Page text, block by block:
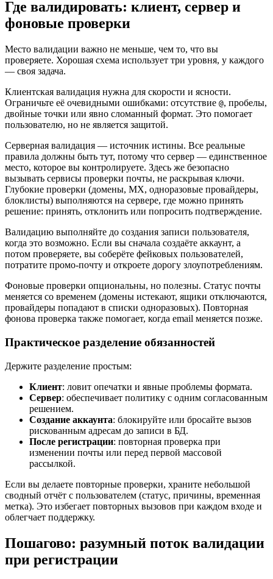
Где валидировать: клиент, сервер и
фоновые проверки
Место валидации важно не меньше, чем то, что вы
проверяете. Хорошая схема использует три уровня, у каждого
— своя задача.
Клиентская валидация нужна для скорости и ясности.
Ограничьте её очевидными ошибками: отсутствие @, пробелы,
двойные точки или явно сломанный формат. Это помогает
пользователю, но не является защитой.
Серверная валидация — источник истины. Все реальные
правила должны быть тут, потому что сервер — единственное
место, которое вы контролируете. Здесь же безопасно
вызывать сервисы проверки почты, не раскрывая ключи.
Глубокие проверки (домены, MX, одноразовые провайдеры,
блоклисты) выполняются на сервере, где можно принять
решение: принять, отклонить или попросить подтверждение.
Валидацию выполняйте до создания записи пользователя,
когда это возможно. Если вы сначала создаёте аккаунт, а
потом проверяете, вы соберёте фейковых пользователей,
потратите промо‑почту и откроете дорогу злоупотреблениям.
Фоновые проверки опциональны, но полезны. Статус почты
меняется со временем (домены истекают, ящики отключаются,
провайдеры попадают в списки одноразовых). Повторная
фонова проверка также помогает, когда email меняется позже.
Практическое разделение обязанностей
Держите разделение простым:
Клиент: ловит опечатки и явные проблемы формата.
Сервер: обеспечивает политику с одним согласованным
решением.
Создание аккаунта: блокируйте или бросайте вызов
рискованным адресам до записи в БД.
После регистрации: повторная проверка при
изменении почты или перед первой массовой
рассылкой.
Если вы делаете повторные проверки, храните небольшой
сводный отчёт с пользователем (статус, причины, временная
метка). Это избегает повторных вызовов при каждом входе и
облегчает поддержку.
Пошагово: разумный поток валидации
при регистрации